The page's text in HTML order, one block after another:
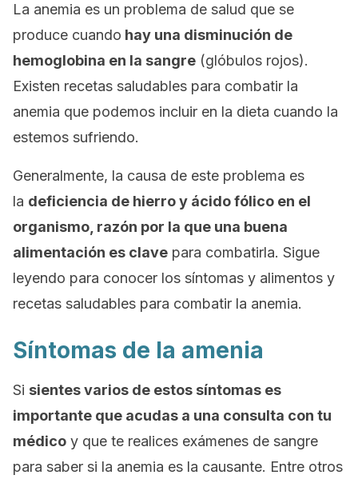
La anemia es un problema de salud que se
produce cuando hay una disminución de
hemoglobina en la sangre (glóbulos rojos).
Existen recetas saludables para combatir la
anemia que podemos incluir en la dieta cuando la
estemos sufriendo.
Generalmente, la causa de este problema es
la deficiencia de hierro y ácido fólico en el
organismo, razón por la que una buena
alimentación es clave para combatirla. Sigue
leyendo para conocer los síntomas y alimentos y
recetas saludables para combatir la anemia.
Síntomas de la amenia
Si sientes varios de estos síntomas es
importante que acudas a una consulta con tu
médico y que te realices exámenes de sangre
para saber si la anemia es la causante. Entre otros